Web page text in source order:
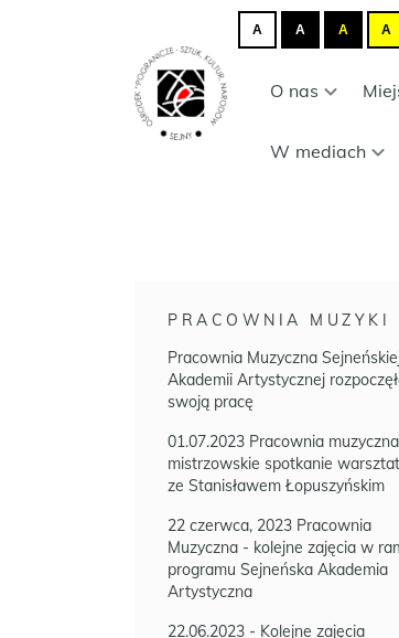
A A A A
O nas
W mediach
PRACOWNIA MUZYKI
Pracownia Muzyczna
Akademii Artystycznej
swoją pracę
01.07.2023 Pracownia
mistrzowskie spotkanie
ze Stanisławem Łopuszyńskim
22 czerwca, 2023 Pracownia
Muzyczna - kolejne zajęcia w
programu Sejneńska Akademia
Artystyczna
22.06.2023 - Kolejne zajęcia